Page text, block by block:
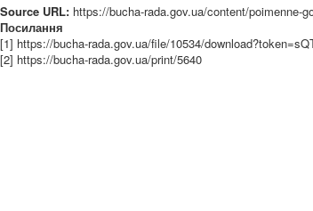
Source URL: https://bucha-rada.gov.ua/content/poimenne-
Посилання
[1] https://bucha-rada.gov.ua/file/10534/
[2] https://bucha-rada.gov.ua/print/5640